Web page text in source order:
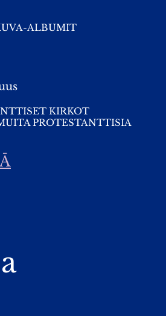
ALBUMIT
KIRKOT
PROTESTANTTISIA